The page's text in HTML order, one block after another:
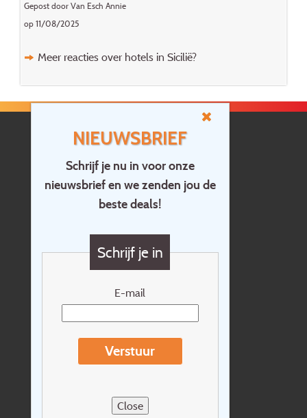
NIEUWSBRIEF
Schrijf je nu in voor onze
nieuwsbrief en we zenden jou de
beste deals!
Schrijf je in
E-mail
Verstuur
Close
Gepost door Van Esch Annie
op 11/08/2025
Meer reacties over hotels in Sicilië?
Home
Contact
Vragen?
Cadeaubon
Nieuwsbrief
Reisvoorwaarden
Sitemap